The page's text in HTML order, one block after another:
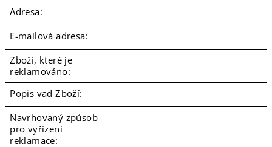
Adresa:
E-mailová adresa:
Zboží, které je
reklamováno:
Popis vad Zboží:
Navrhovaný způsob
pro vyřízení
reklamace: